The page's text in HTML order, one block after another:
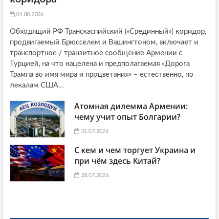
04.08.2026
Обходящий РФ Транскаспийский («Срединный») коридор,
продвигаемый Брюсселем и Вашингтоном, включает и
транспортное / транзитное сообщение Армении с
Турцией, на что нацелена и предполагаемая «Дорога
Трампа во имя мира и процветания» – естественно, по
лекалам США...
Атомная дилемма Армении:
чему учит опыт Болгарии?
31.07.2026
С кем и чем торгует Украина и
при чём здесь Китай?
28.07.2026